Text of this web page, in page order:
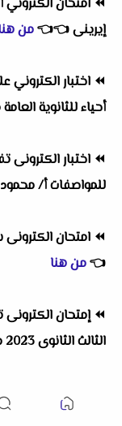
⏪
إيرينى👈
👈من
⏪ اختبار
أحياء للثانوية
⏪ اختبار
للمواصفات أ/
⏪ امتحان
👈من هنا
⏪إمتحان
الثالث الثانوى 2023 م د ريمون رمزى